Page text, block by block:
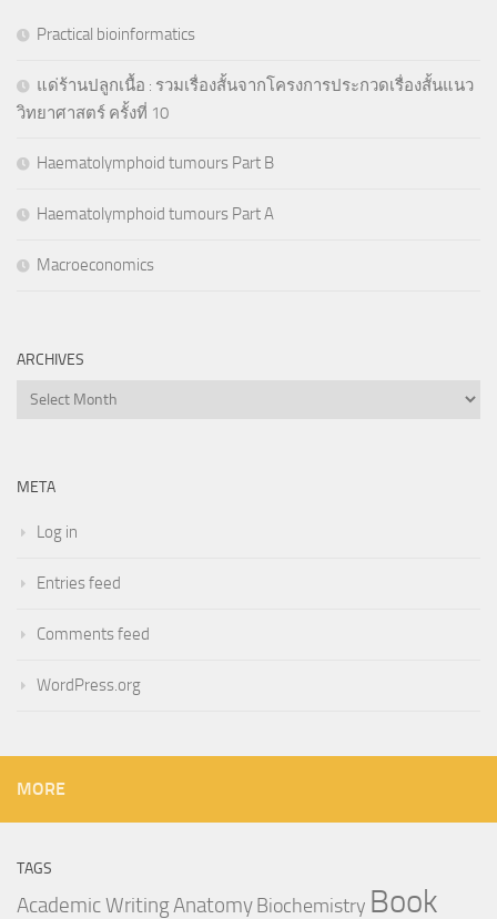
Practical bioinformatics
แด่ร้านปลูกเนื้อ : รวมเรื่องสั้นจากโครงการประกวดเรื่องสั้นแนว
วิทยาศาสตร์ ครั้งที่ 10
Haematolymphoid tumours Part B
Haematolymphoid tumours Part A
Macroeconomics
ARCHIVES
Archives
META
Log in
Entries feed
Comments feed
WordPress.org
MORE
TAGS
Academic WritingAnatomy Biochemistry Book